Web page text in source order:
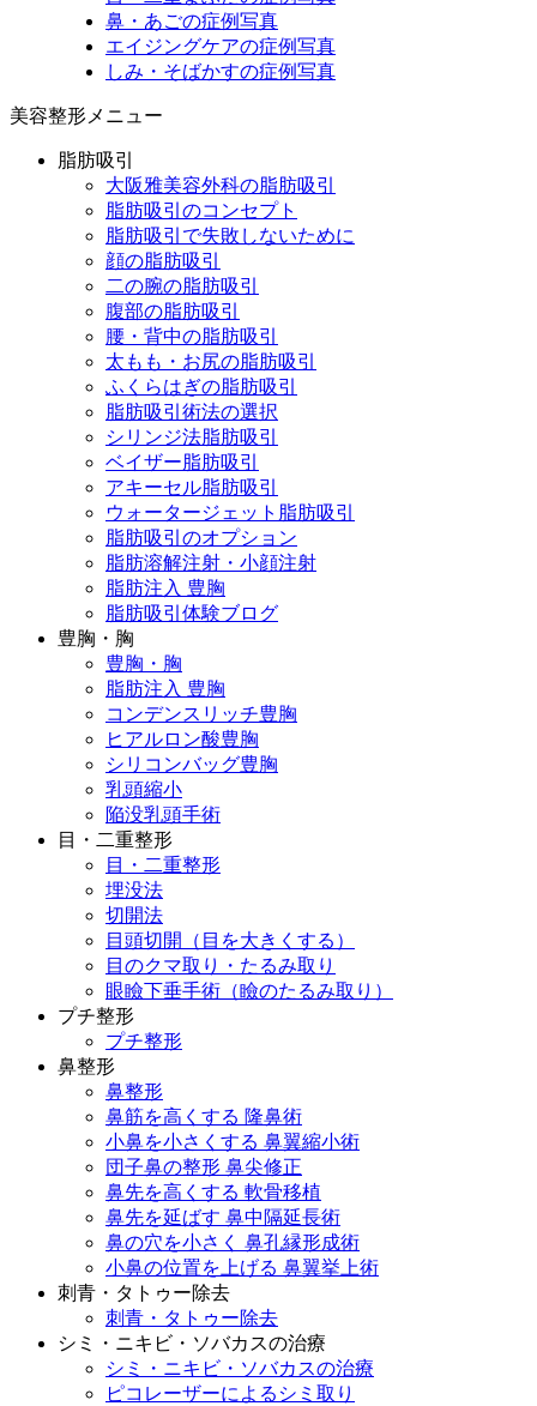
鼻・あごの症例写真
エイジングケアの症例写真
しみ・そばかすの症例写真
美容整形メニュー
脂肪吸引
大阪雅美容外科の脂肪吸引
脂肪吸引のコンセプト
脂肪吸引で失敗しないために
顔の脂肪吸引
二の腕の脂肪吸引
腹部の脂肪吸引
腰・背中の脂肪吸引
太もも・お尻の脂肪吸引
ふくらはぎの脂肪吸引
脂肪吸引術法の選択
シリンジ法脂肪吸引
ベイザー脂肪吸引
アキーセル脂肪吸引
ウォータージェット脂肪吸引
脂肪吸引のオプション
脂肪溶解注射・小顔注射
脂肪注入 豊胸
脂肪吸引体験ブログ
豊胸・胸
豊胸・胸
脂肪注入 豊胸
コンデンスリッチ豊胸
ヒアルロン酸豊胸
シリコンバッグ豊胸
乳頭縮小
陥没乳頭手術
目・二重整形
目・二重整形
埋没法
切開法
目頭切開（目を大きくする）
目のクマ取り・たるみ取り
眼瞼下垂手術（瞼のたるみ取り）
プチ整形
プチ整形
鼻整形
鼻整形
鼻筋を高くする 隆鼻術
小鼻を小さくする 鼻翼縮小術
団子鼻の整形 鼻尖修正
鼻先を高くする 軟骨移植
鼻先を延ばす 鼻中隔延長術
鼻の穴を小さく 鼻孔縁形成術
小鼻の位置を上げる 鼻翼挙上術
刺青・タトゥー除去
刺青・タトゥー除去
シミ・ニキビ・ソバカスの治療
シミ・ニキビ・ソバカスの治療
ピコレーザーによるシミ取り